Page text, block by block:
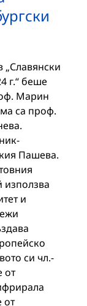
г.“ беше
Марин
са проф.
Пашева.
използва
и
си чл.-
от
от